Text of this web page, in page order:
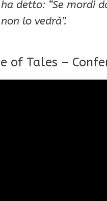
detto: “Se mordi
lo vedrà”.
of Tales –